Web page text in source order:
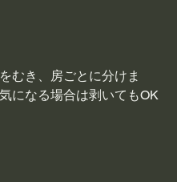
むき、房ごとに分けま
になる場合は剥いてもOK